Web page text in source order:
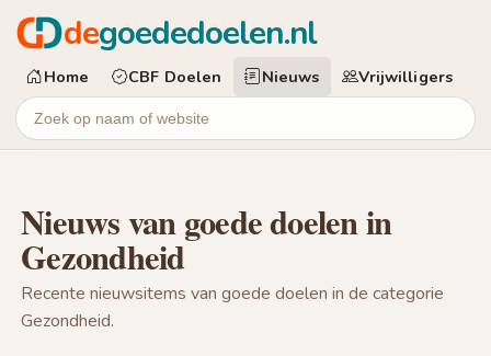
degoededoelen.nl
Home CBF Doelen Nieuws Vrijwilligers
Nieuws van goede doelen in
Gezondheid
Recente nieuwsitems van goede doelen in de categorie
Gezondheid.